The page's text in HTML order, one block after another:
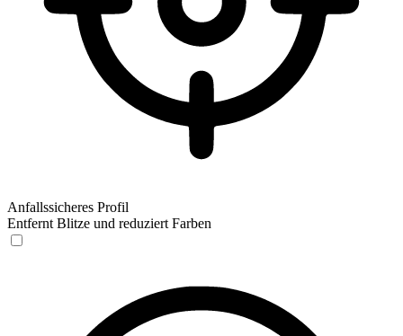
Anfallssicheres Profil
Entfernt Blitze und reduziert Farben